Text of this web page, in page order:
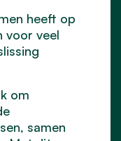
heeft op
voor veel
om
samen